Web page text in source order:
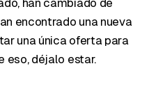
han cambiado de
encontrado una nueva
una única oferta para
eso, déjalo estar.